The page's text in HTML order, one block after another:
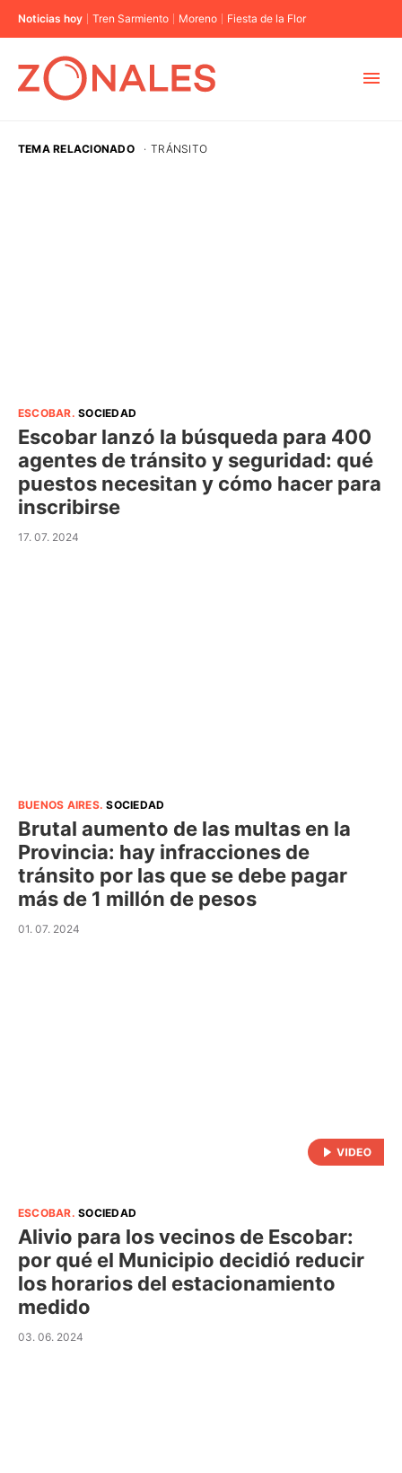
Noticias hoy Tren Sarmiento Moreno Fiesta de la Flor
TEMA RELACIONADO · TRÁNSITO
ESCOBAR.SOCIEDAD
Escobar lanzó la búsqueda para 400
agentes de tránsito y seguridad: qué
puestos necesitan y cómo hacer para
inscribirse
17. 07. 2024
BUENOS AIRES.SOCIEDAD
Brutal aumento de las multas en la
Provincia: hay infracciones de
tránsito por las que se debe pagar
más de 1 millón de pesos
01. 07. 2024
ESCOBAR.SOCIEDAD
Alivio para los vecinos de Escobar:
por qué el Municipio decidió reducir
los horarios del estacionamiento
medido
03. 06. 2024